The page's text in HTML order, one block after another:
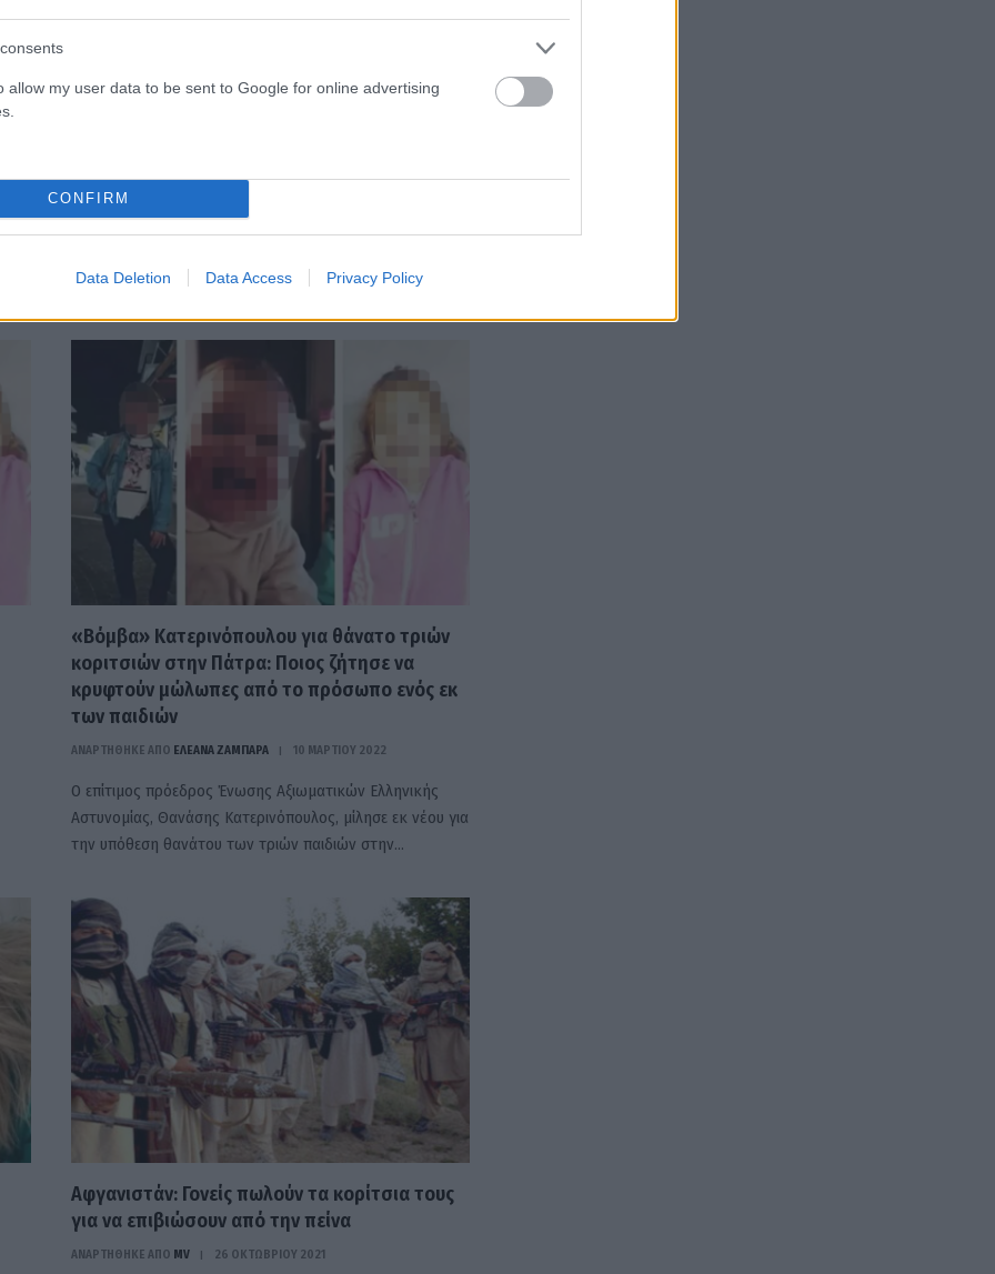
allow my user data to be sent to Google for online advertising
CONFIRM
Data Deletion Data Access Privacy Policy
Θάνατος κοριτσιών στην Πάτρα: Όσοι μιλούν
Ο ιατροδικαστής, Γρηγόρης Λέων, μίλησε το πρωί της
Πέμπτης σχετικά για την υπόθεση του θανάτου των
«Βόμβα» Κατερινόπουλου για θάνατο τριών
κοριτσιών στην Πάτρα: Ποιος ζήτησε να
κρυφτούν μώλωπες από το πρόσωπο ενός εκ
των παιδιών
ΑΝΑΡΤΗΘΗΚΕ ΑΠΟ ΕΛΕΑΝΑ ΖΑΜΠΑΡΑ 10 ΜΑΡΤΊΟΥ 2022
Ο επίτιμος πρόεδρος Ένωσης Αξιωματικών Ελληνικής
Αστυνομίας, Θανάσης Κατερινόπουλος, μίλησε εκ νέου για
την υπόθεση θανάτου των τριών παιδιών στην…
Αφγανιστάν: Γονείς πωλούν τα κορίτσια τους
για να επιβιώσουν από την πείνα
ΑΝΑΡΤΗΘΗΚΕ ΑΠΟ MV 26 ΟΚΤΩΒΡΊΟΥ 2021